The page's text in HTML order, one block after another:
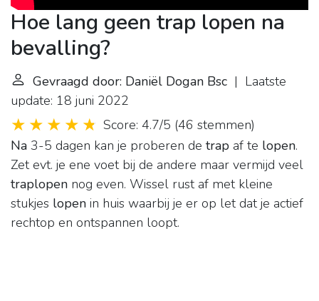
Hoe lang geen trap lopen na
bevalling?
Gevraagd door: Daniël Dogan Bsc | Laatste
update: 18 juni 2022
Score: 4.7/5 (46 stemmen)
Na 3-5 dagen kan je proberen de trap af te lopen.
Zet evt. je ene voet bij de andere maar vermijd veel
traplopen nog even. Wissel rust af met kleine
stukjes lopen in huis waarbij je er op let dat je actief
rechtop en ontspannen loopt.